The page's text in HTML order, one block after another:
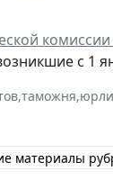
с 1
,таможня,
материалы